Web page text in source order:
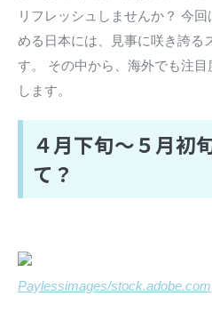
リフレッシュしませんか？ 今
める日本には、見事に咲き誇る
す。 その中から、海外でも注
します。
４月下旬～５月初
て？
Paylessimages/stock.adobe.com